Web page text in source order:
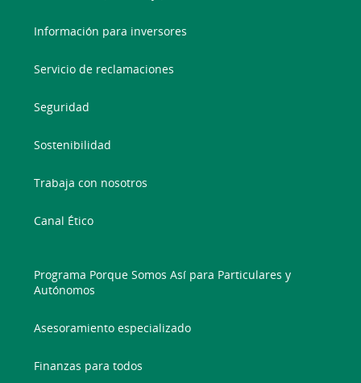
Información para inversores
Servicio de reclamaciones
Seguridad
Sostenibilidad
Trabaja con nosotros
Canal Ético
Programa Porque Somos Así para Particulares y
Autónomos
Asesoramiento especializado
Finanzas para todos